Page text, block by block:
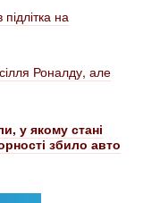
на
Роналду, але
у якому стані
збило авто